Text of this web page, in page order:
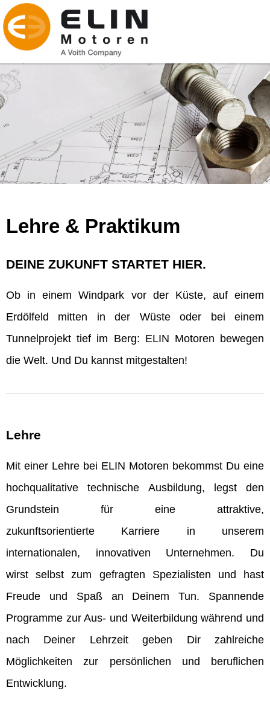
Lehre & Praktikum
DEINE ZUKUNFT STARTET HIER.
Ob in einem Windpark vor der Küste, auf einem
Erdölfeld mitten in der Wüste oder bei einem
Tunnelprojekt tief im Berg: ELIN Motoren bewegen
die Welt. Und Du kannst mitgestalten!
Lehre
Mit einer Lehre bei ELIN Motoren bekommst Du eine
hochqualitative technische Ausbildung, legst den
Grundstein für eine attraktive,
zukunftsorientierte Karriere in unserem
internationalen, innovativen Unternehmen. Du
wirst selbst zum gefragten Spezialisten und hast
Freude und Spaß an Deinem Tun. Spannende
Programme zur Aus- und Weiterbildung während und
nach Deiner Lehrzeit geben Dir zahlreiche
Möglichkeiten zur persönlichen und beruflichen
Entwicklung.